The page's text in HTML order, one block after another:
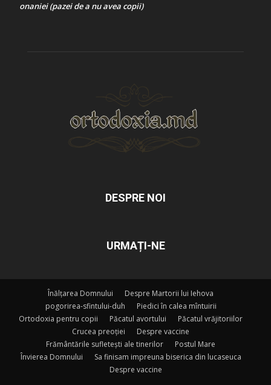
onaniei (pazei de a nu avea copii)
DESPRE NOI
URMAȚI-NE
Înălțarea Domnului
Despre Martorii lui Iehova
pogorirea-sfintului-duh
Piedici în calea mîntuirii
Ortodoxia pentru copii
Păcatul avortului
Păcatul vrăjitoriilor
Crucea preoției
Despre vaccine
Frământările sufletești ale tinerilor
Postul Mare
Învierea Domnului
Sa finisam impreuna biserica din lucaseuca
Despre vaccine